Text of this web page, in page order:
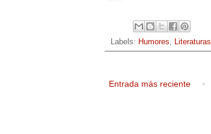
Labels: Humores, Literaturas
Entrada más reciente